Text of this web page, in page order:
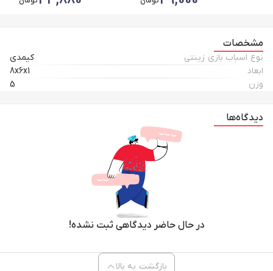
مشخصات
نوع اسباب بازی زینتی
کیمدی
ابعاد
8x6x1
وزن
5
دیدگاه‌ها
در حال حاضر دیدگاهی ثبت نشده!
بازگشت به بالا